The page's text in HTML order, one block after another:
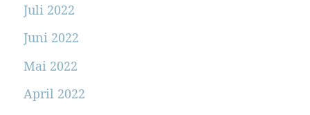
Juli 2022
Juni 2022
Mai 2022
April 2022